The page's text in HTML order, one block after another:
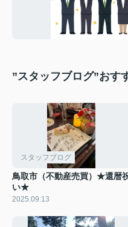
”スタッフブログ”おす
スタッフブログ
鳥取市（不動産売買）★還暦
い★
2025.09.13